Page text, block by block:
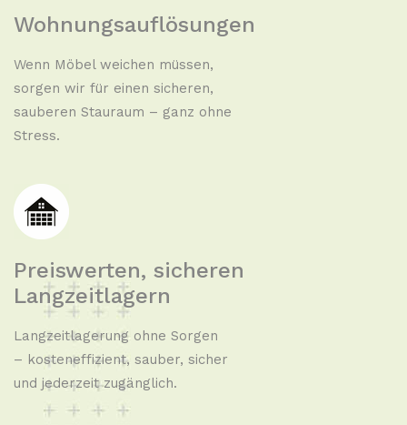
Wohnungsauflösungen
Wenn Möbel weichen müssen,
sorgen wir für einen sicheren,
sauberen Stauraum – ganz ohne
Stress.
Preiswerten, sicheren
Langzeitlagern
Langzeitlagerung ohne Sorgen
– kosteneffizient, sauber, sicher
und jederzeit zugänglich.